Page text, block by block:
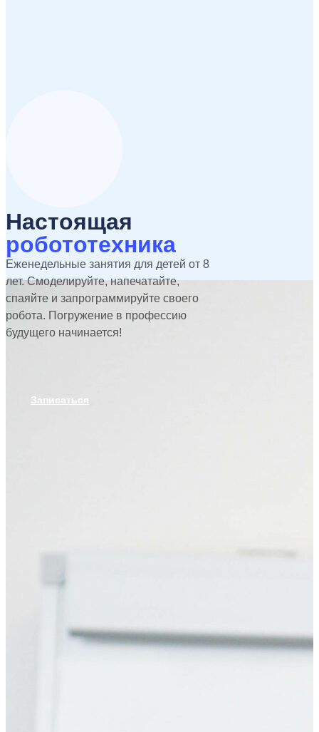
Настоящая
робототехника
Еженедельные занятия для детей от 8
лет. Смоделируйте, напечатайте,
спаяйте и запрограммируйте своего
робота. Погружение в профессию
будущего начинается!
Записаться